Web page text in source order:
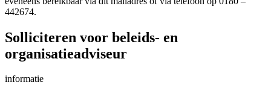
442674.
Solliciteren voor beleids- en
organisatieadviseur
informatie